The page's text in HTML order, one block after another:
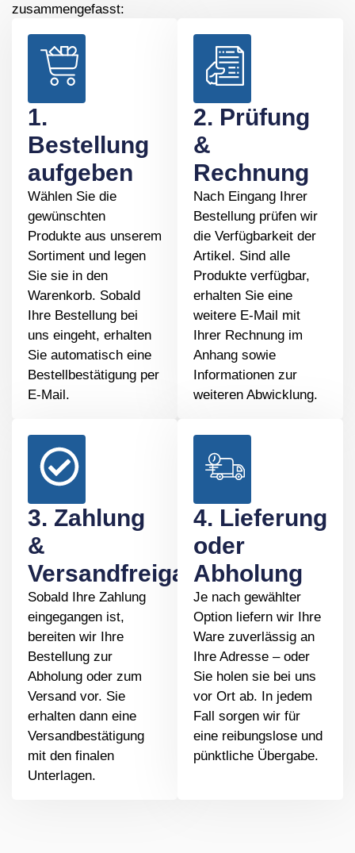
zusammengefasst:
1.
Bestellung
aufgeben
Wählen Sie die
gewünschten
Produkte aus unserem
Sortiment und legen
Sie sie in den
Warenkorb. Sobald
Ihre Bestellung bei
uns eingeht, erhalten
Sie automatisch eine
Bestellbestätigung per
E-Mail.
2. Prüfung
&
Rechnung
Nach Eingang Ihrer
Bestellung prüfen wir
die Verfügbarkeit der
Artikel. Sind alle
Produkte verfügbar,
erhalten Sie eine
weitere E-Mail mit
Ihrer Rechnung im
Anhang sowie
Informationen zur
weiteren Abwicklung.
3. Zahlung
&
Versandfreigabe
Sobald Ihre Zahlung
eingegangen ist,
bereiten wir Ihre
Bestellung zur
Abholung oder zum
Versand vor. Sie
erhalten dann eine
Versandbestätigung
mit den finalen
Unterlagen.
4. Lieferung
oder
Abholung
Je nach gewählter
Option liefern wir Ihre
Ware zuverlässig an
Ihre Adresse – oder
Sie holen sie bei uns
vor Ort ab. In jedem
Fall sorgen wir für
eine reibungslose und
pünktliche Übergabe.